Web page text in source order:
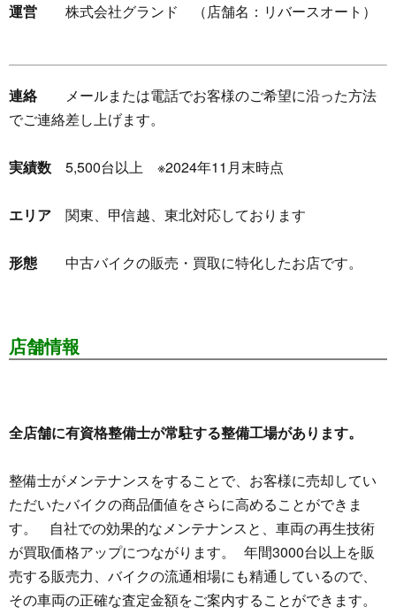
運営 株式会社グランド （店舗名：リバースオート）
連絡メールまたは電話でお客様のご希望に沿った方法
でご連絡差し上げます。
実績数 5,500台以上 ※2024年11月末時点
エリア 関東、甲信越、東北対応しております
形態 中古バイクの販売・買取に特化したお店です。
店舗情報
全店舗に有資格整備士が常駐する整備工場があります。
整備士がメンテナンスをすることで、お客様に売却してい
ただいたバイクの商品価値をさらに高めることができま
す。 自社での効果的なメンテナンスと、車両の再生技術
が買取価格アップにつながります。 年間3000台以上を販
売する販売力、バイクの流通相場にも精通しているので、
その車両の正確な査定金額をご案内することができます。